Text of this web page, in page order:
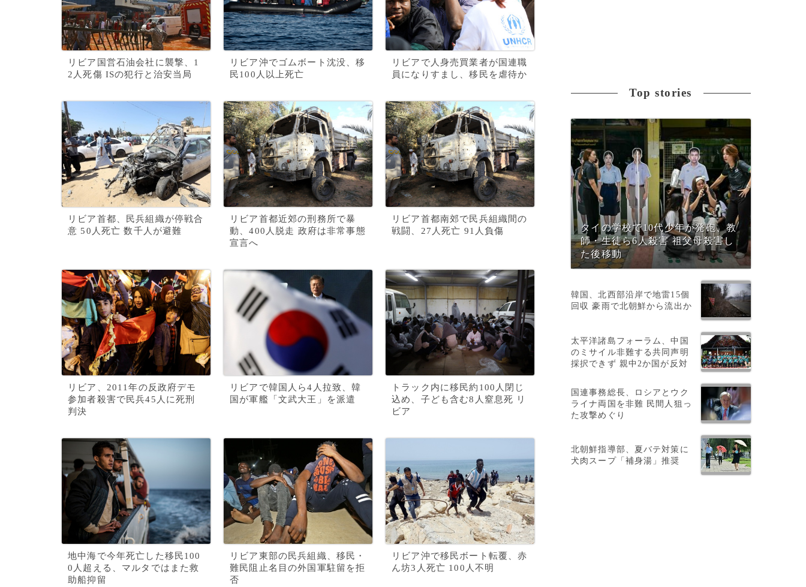
リビア国営石油会社に襲撃、1
2人死傷 ISの犯行と治安当局
リビア沖でゴムボート沈没、移
民100人以上死亡
リビアで人身売買業者が国連職
員になりすまし、移民を虐待か
リビア首都、民兵組織が停戦合
意 50人死亡 数千人が避難
リビア首都近郊の刑務所で暴
動、400人脱走 政府は非常事態
宣言へ
リビア首都南郊で民兵組織間の
戦闘、27人死亡 91人負傷
リビア、2011年の反政府デモ
参加者殺害で民兵45人に死刑
判決
リビアで韓国人ら4人拉致、韓
国が軍艦「文武大王」を派遣
トラック内に移民約100人閉じ
込め、子ども含む8人窒息死 リ
ビア
地中海で今年死亡した移民100
0人超える、マルタではまた救
助船抑留
リビア東部の民兵組織、移民・
難民阻止名目の外国軍駐留を拒
否
リビア沖で移民ボート転覆、赤
ん坊3人死亡 100人不明
Top stories
タイの学校で10代少年が発砲、教
師・生徒ら6人殺害 祖父母殺害し
た後移動
韓国、北西部沿岸で地雷15個
回収 豪雨で北朝鮮から流出か
太平洋諸島フォーラム、中国
のミサイル非難する共同声明
採択できず 親中2か国が反対
国連事務総長、ロシアとウク
ライナ両国を非難 民間人狙っ
た攻撃めぐり
北朝鮮指導部、夏バテ対策に
犬肉スープ「補身湯」推奨